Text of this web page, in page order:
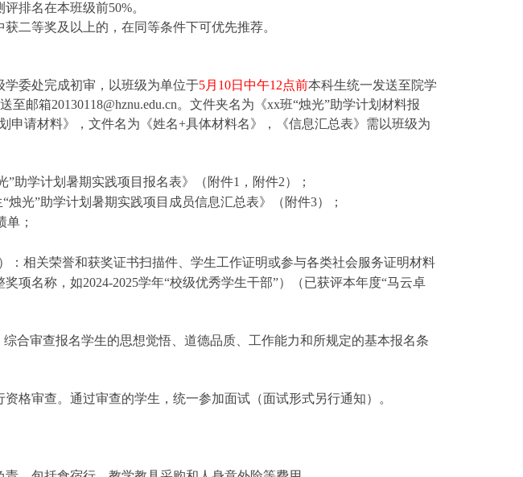
排名在本班级前50%。
二等奖及以上的，在同等条件下可优先推荐。
学委处完成初审，以班级为单位于5月10日中午12点前本科生统一发送至院学
至邮箱20130118@hznu.edu.cn。文件夹名为《xx班“烛光”助学计划材料报
申请材料》，文件名为《姓名+具体材料名》，《信息汇总表》需以班级为
”助学计划暑期实践项目报名表》（附件1 ， 附件2） ；
“烛光”助学计划暑期实践项目成员信息汇总表》 （ 附件3）；
单；
： 相关荣誉和获奖证书扫描件、 学生工作证明或参与各类社会服务证明材料
奖项名称，如2024-2025学年“校级优秀学生干部”） （已获评本年度“马云卓
合审查报名学生的思想觉悟、道德品质、工作能力和所规定的基本报名条
格审查。通过审查的学生，统一参加面试（面试形式另行通知）。